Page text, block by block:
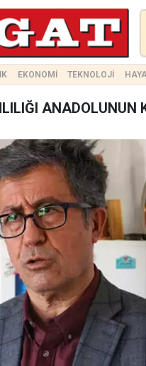
EKONOMİ TEKNOLOJİ
ANADOLUNUN